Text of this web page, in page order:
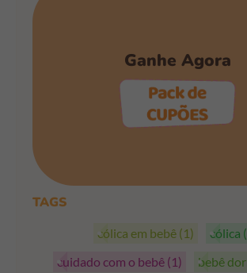
Ganhe Agora
TAGS
cólica em bebê (1) cólica
cuidado com o bebê (1) bebê